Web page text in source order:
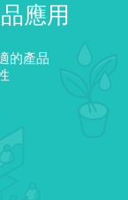
應用
的產品